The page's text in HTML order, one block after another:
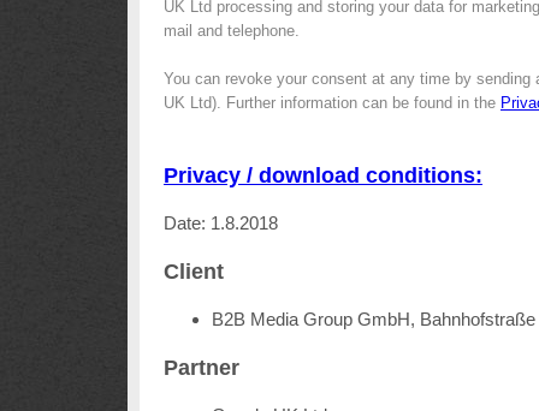
UK Ltd processing and storing your data for
mail and telephone.
You can revoke your consent at any time by sending
UK Ltd). Further information can be found in the
Privacy / download conditions:
Date: 1.8.2018
Client
B2B Media Group GmbH,
Partner